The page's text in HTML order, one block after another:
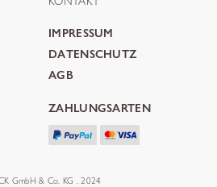
IMPRESSUM
DATENSCHUTZ
AGB
ZAHLUNGSARTEN
GmbH & Co. KG . 2024